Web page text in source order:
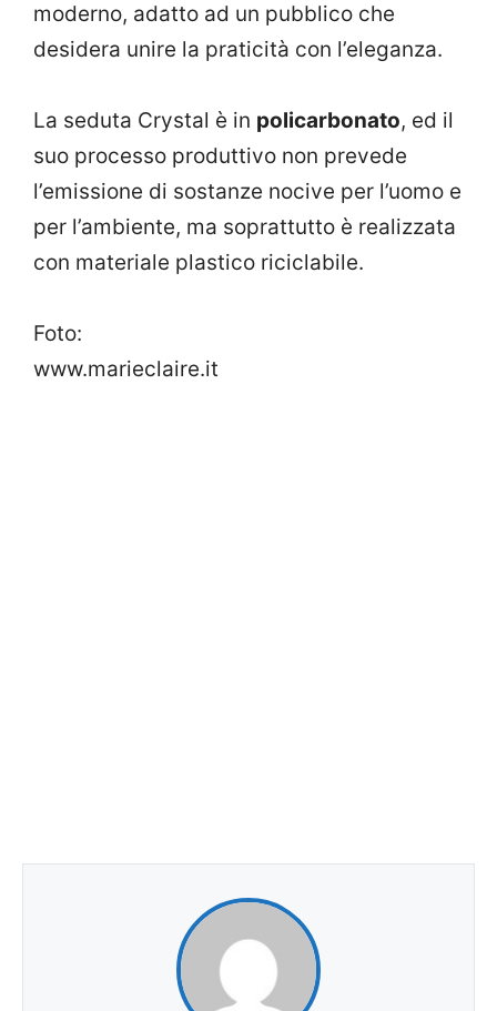
moderno, adatto ad un pubblico che
desidera unire la praticità con l’eleganza.
La seduta Crystal è in policarbonato, ed il
suo processo produttivo non prevede
l’emissione di sostanze nocive per l’uomo e
per l’ambiente, ma soprattutto è realizzata
con materiale plastico riciclabile.
Foto:
www.marieclaire.it